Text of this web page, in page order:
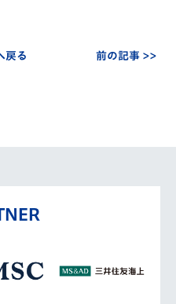
戻る 前の記事 >>